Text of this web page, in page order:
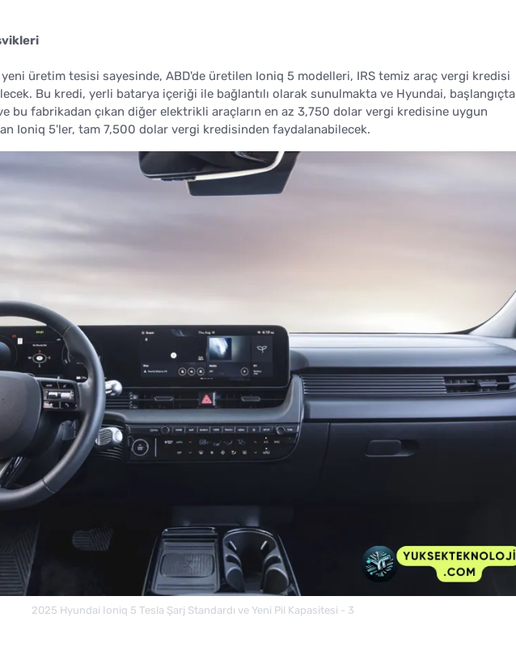
yeni üretim tesisi sayesinde, ABD'de üretilen Ioniq 5 modelleri, IRS temiz araç vergi kredisi
Bu kredi, yerli batarya içeriği ile bağlantılı olarak sunulmakta ve Hyundai, başlangıçta
ve bu fabrikadan çıkan diğer elektrikli araçların en az 3,750 dolar vergi kredisine uygun
Ioniq 5'ler, tam 7,500 dolar vergi kredisinden faydalanabilecek.
2025 Hyundai Ioniq 5 Tesla Şarj Standardı ve Yeni Pil Kapasitesi - 3